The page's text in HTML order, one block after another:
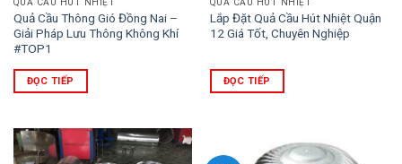
QUẢ CẦU HÚT NHIỆT
Quả Cầu Thông Gió Đồng Nai –
Giải Pháp Lưu Thông Không Khí
#TOP1
ĐỌC TIẾP
QUẢ CẦU HÚT NHIỆT
Lắp Đặt Quả Cầu Hút Nhiệt Quận
12 Giá Tốt, Chuyên Nghiệp
ĐỌC TIẾP